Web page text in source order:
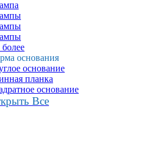
более
основания
основание
планка
основание
Все